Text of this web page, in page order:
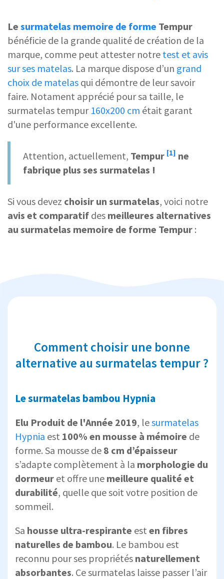
Le surmatelas memoire de forme Tempur
bénéficie de la grande qualité de création de la
marque, comme peut attester notre test et avis
sur ses matelas. La marque dispose d’un grand
choix de matelas qui démontre de leur savoir
faire. Notament apprécié pour sa taille, le
surmatelas tempur 160x200 cm était garant
d'une performance excellente.
Attention, actuellement, Tempur [1] ne
fabrique plus ses surmatelas !
Si vous devez choisir un surmatelas, voici notre
avis et comparatif des meilleures alternatives
au surmatelas memoire de forme Tempur :
Comment choisir une bonne
alternative au surmatelas tempur ?
Le surmatelas bambou Hypnia
Elu Produit de l'Année 2019, lesurmatelas
Hypnia est 100% en mousse à mémoire de
forme. Sa mousse de 8 cm d’épaisseur
s’adapte complètement à la morphologie du
dormeur et offre une meilleure qualité et
durabilité, quelle que soit votre position de
sommeil.
Sa housse ultra-respirante est en fibres
naturelles de bambou. Le bambou est
reconnu pour ses propriétés naturellement
absorbantes. Ce surmatelas laisse passer l’air